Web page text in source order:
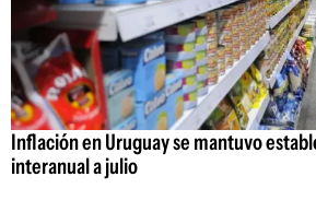
Inflación en Uruguay se mantuvo
interanual a julio